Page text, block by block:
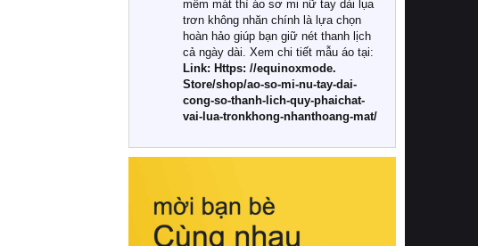
chuộng chăn ga gối đệm cao cấp?
Khác với các dòng sản phẩm thông
thường, những bộ chăn ga gối đệm
cao cấp trải qua quy trình sản xuất
nghiêm ngặt từ khâu chọn lọc nguyên
liệu tự nhiên đến công nghệ dệt
nhuộm hiện đại không chứa hóa chất
này, bạn sẽ cảm nhận rõ rệt sự khác
hồi chuẩn xác của phần đệm nâng đỡ
cột sống.
mềm mát thì áo sơ mi nữ tay dài lụa
trơn không nhăn chính là lựa chọn
hoàn hảo giúp bạn giữ nét thanh lịch
cả ngày dài. Xem chi tiết mẫu áo tại:
Link: Https: //equinoxmode.
Store/shop/ao-so-mi-nu-tay-dai-
cong-so-thanh-lich-quy-phaichat-
vai-lua-tronkhong-nhanthoang-mat/